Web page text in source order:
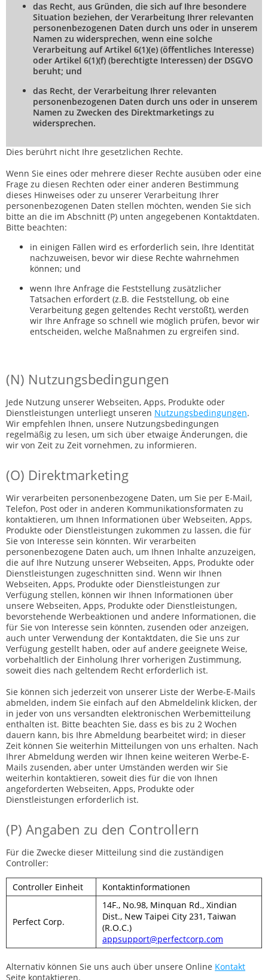
das Recht, aus Gründen, die sich auf Ihre besondere
Situation beziehen, der Verarbeitung Ihrer relevanten
personenbezogenen Daten durch uns oder in unserem
Namen zu widersprechen, wenn eine solche
Verarbeitung auf Artikel 6(1)(e) (öffentliches Interesse)
oder Artikel 6(1)(f) (berechtigte Interessen) der DSGVO
beruht; und
das Recht, der Verarbeitung Ihrer relevanten
personenbezogenen Daten durch uns oder in unserem
Namen zu Zwecken des Direktmarketings zu
widersprechen.
Dies berührt nicht Ihre gesetzlichen Rechte.
Wenn Sie eines oder mehrere dieser Rechte ausüben oder eine
Frage zu diesen Rechten oder einer anderen Bestimmung
dieses Hinweises oder zu unserer Verarbeitung Ihrer
personenbezogenen Daten stellen möchten, wenden Sie sich
bitte an die im Abschnitt (P) unten angegebenen Kontaktdaten.
Bitte beachten:
in einigen Fällen wird es erforderlich sein, Ihre Identität
nachzuweisen, bevor wir diese Rechte wahrnehmen
können; und
wenn Ihre Anfrage die Feststellung zusätzlicher
Tatsachen erfordert (z.B. die Feststellung, ob eine
Verarbeitung gegen geltendes Recht verstößt), werden
wir Ihre Anfrage so schnell wie möglich prüfen, bevor wir
entscheiden, welche Maßnahmen zu ergreifen sind.
(N) Nutzungsbedingungen
Jede Nutzung unserer Webseiten, Apps, Produkte oder
Dienstleistungen unterliegt unseren Nutzungsbedingungen.
Wir empfehlen Ihnen, unsere Nutzungsbedingungen
regelmäßig zu lesen, um sich über etwaige Änderungen, die
wir von Zeit zu Zeit vornehmen, zu informieren.
(O) Direktmarketing
Wir verarbeiten personenbezogene Daten, um Sie per E-Mail,
Telefon, Post oder in anderen Kommunikationsformaten zu
kontaktieren, um Ihnen Informationen über Webseiten, Apps,
Produkte oder Dienstleistungen zukommen zu lassen, die für
Sie von Interesse sein könnten. Wir verarbeiten
personenbezogene Daten auch, um Ihnen Inhalte anzuzeigen,
die auf Ihre Nutzung unserer Webseiten, Apps, Produkte oder
Dienstleistungen zugeschnitten sind. Wenn wir Ihnen
Webseiten, Apps, Produkte oder Dienstleistungen zur
Verfügung stellen, können wir Ihnen Informationen über
unsere Webseiten, Apps, Produkte oder Dienstleistungen,
bevorstehende Werbeaktionen und andere Informationen, die
für Sie von Interesse sein könnten, zusenden oder anzeigen,
auch unter Verwendung der Kontaktdaten, die Sie uns zur
Verfügung gestellt haben, oder auf andere geeignete Weise,
vorbehaltlich der Einholung Ihrer vorherigen Zustimmung,
soweit dies nach geltendem Recht erforderlich ist.
Sie können sich jederzeit von unserer Liste der Werbe-E-Mails
abmelden, indem Sie einfach auf den Abmeldelink klicken, der
in jeder von uns versandten elektronischen Werbemitteilung
enthalten ist. Bitte beachten Sie, dass es bis zu 2 Wochen
dauern kann, bis Ihre Abmeldung bearbeitet wird; in dieser
Zeit können Sie weiterhin Mitteilungen von uns erhalten. Nach
Ihrer Abmeldung werden wir Ihnen keine weiteren Werbe-E-
Mails zusenden, aber unter Umständen werden wir Sie
weiterhin kontaktieren, soweit dies für die von Ihnen
angeforderten Webseiten, Apps, Produkte oder
Dienstleistungen erforderlich ist.
(P) Angaben zu den Controllern
Für die Zwecke dieser Mitteilung sind die zuständigen
Controller:
Controller Einheit Kontaktinformationen
Perfect Corp.
14F., No.98, Minquan Rd., Xindian
Dist., New Taipei City 231, Taiwan
(R.O.C.)
appsupport@perfectcorp.com
Alternativ können Sie uns auch über unsere Online Kontakt
Seite kontaktieren.